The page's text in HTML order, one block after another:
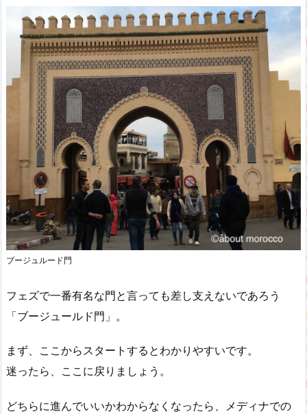
ブージュルード門
フェズで一番有名な門と言っても差し支えないであろう
「ブージュールド門」。
まず、ここからスタートするとわかりやすいです。
迷ったら、ここに戻りましょう。
どちらに進んでいいかわからなくなったら、メディナでの